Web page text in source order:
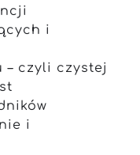
i
– czyli czystej
i